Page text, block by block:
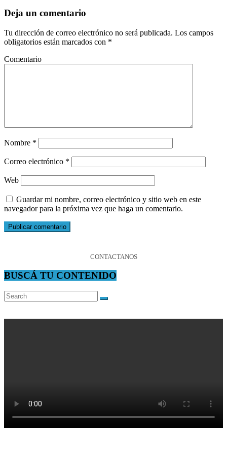
Deja un comentario
Tu dirección de correo electrónico no será publicada. Los campos
obligatorios están marcados con *
Comentario
Nombre *
Correo electrónico *
Web
Guardar mi nombre, correo electrónico y sitio web en este
navegador para la próxima vez que haga un comentario.
CONTACTANOS
BUSCÁ TU CONTENIDO